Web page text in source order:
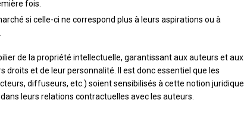
fois.
si celle-ci ne correspond plus à leurs aspirations ou à
de la propriété intellectuelle, garantissant aux auteurs et aux
et de leur personnalité. Il est donc essentiel que les
diffuseurs, etc.) soient sensibilisés à cette notion juridique
leurs relations contractuelles avec les auteurs.